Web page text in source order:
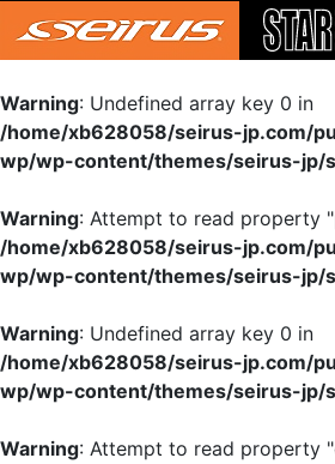
Warning: Undefined array key 0 in
/home/xb628058/seirus-jp.com/
wp/wp-content/themes/seirus-jp/
Warning: Attempt to read property
/home/xb628058/seirus-jp.com/
wp/wp-content/themes/seirus-jp/
Warning: Undefined array key 0 in
/home/xb628058/seirus-jp.com/
wp/wp-content/themes/seirus-jp/
Warning: Attempt to read property